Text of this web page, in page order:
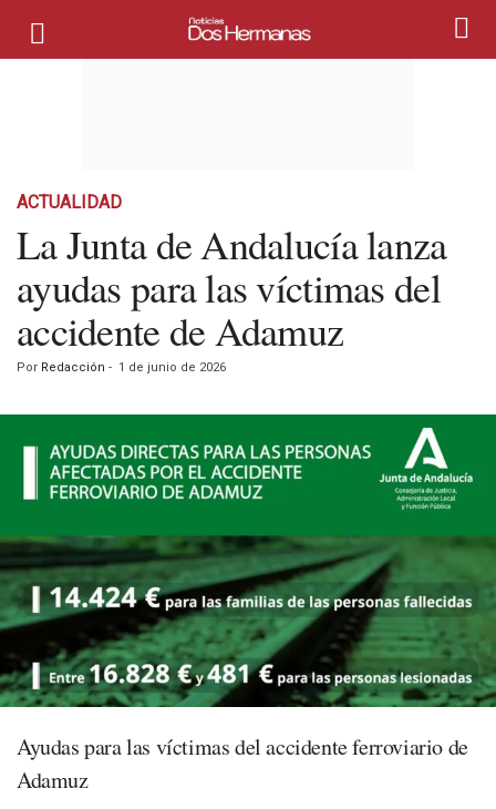
ACTUALIDAD
La Junta de Andalucía lanza
ayudas para las víctimas del
accidente de Adamuz
Por Redacción - 1 de junio de 2026
Ayudas para las víctimas del accidente ferroviario de
Adamuz